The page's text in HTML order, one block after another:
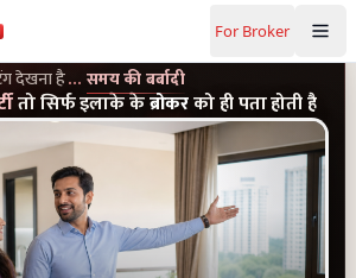
For Broker
in Jalgaon — mobile-verified
देखना है… समय की बर्बादी
तो सिर्फ इलाके केब्रोकरको ही पता होती है
और पुराने विज्ञापन देखना है...समय की बर्बादी